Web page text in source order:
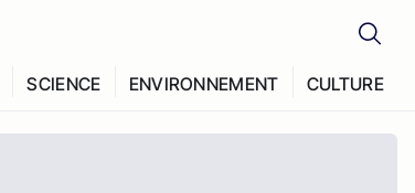
SCIENCE ENVIRONNEMENT CULTURE